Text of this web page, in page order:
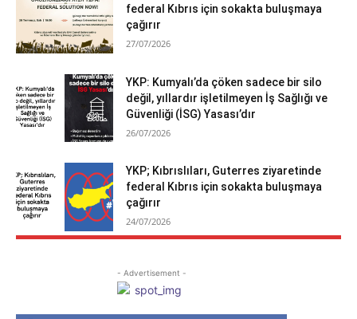
federal Kıbrıs için sokakta buluşmaya
çağırır
27/07/2026
YKP: Kumyalı’da çöken sadece bir silo
değil, yıllardır işletilmeyen İş Sağlığı ve
Güvenliği (İSG) Yasası’dır
26/07/2026
YKP; Kıbrıslıları, Guterres ziyaretinde
federal Kıbrıs için sokakta buluşmaya
çağırır
24/07/2026
- Advertisement -